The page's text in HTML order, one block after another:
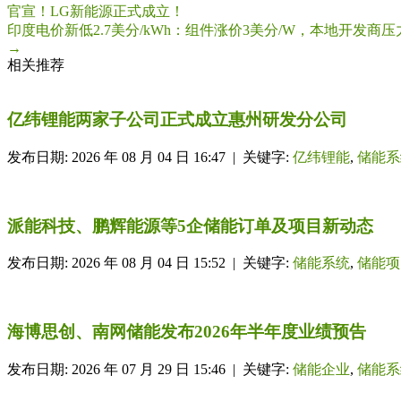
官宣！LG新能源正式成立！
印度电价新低2.7美分/kWh：组件涨价3美分/W，本地开发商压
→
相关推荐
亿纬锂能两家子公司正式成立惠州研发分公司
发布日期: 2026 年 08 月 04 日 16:47 | 关键字: 亿纬锂能, 储能
派能科技、鹏辉能源等5企储能订单及项目新动态
发布日期: 2026 年 08 月 04 日 15:52 | 关键字: 储能系统, 储能项
海博思创、南网储能发布2026年半年度业绩预告
发布日期: 2026 年 07 月 29 日 15:46 | 关键字: 储能企业, 储能